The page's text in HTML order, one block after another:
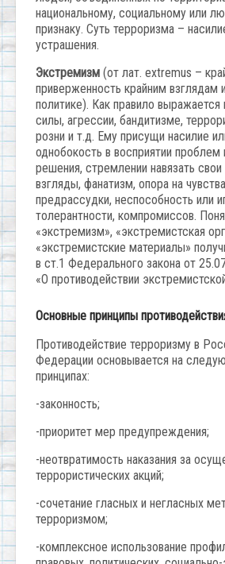
национальному, социальному или
признаку. Суть терроризма –
устрашения.
Экстремизм (от лат. extremus –
приверженность крайним
политике). Как правило выражается
силы, агрессии, бандитизме,
розни и т.д. Ему присущи насилие
однобокость в восприятии проблем
решения, стремлении навязать
взгляды, фанатизм, опора на
предрассудки, неспособность или
толерантности, компромиссов.
«экстремизм», «экстремистская
«экстремистские материалы»
в ст.1 Федерального закона от
«О противодействии
Основные принципы
Противодействие терроризму в
Федерации основывается на
принципах:
-законность;
-приоритет мер предупреждения;
-неотвратимость наказания за
террористических акций;
-сочетание гласных и негласных
терроризмом;
-комплексное использование